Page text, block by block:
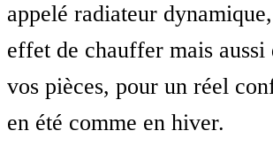
appelé radiateur
effet de chauffer mais
vos pièces, pour un réel
en été comme en hiver.